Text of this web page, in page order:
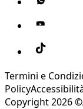
Termini e
Policy
Copyright 2026